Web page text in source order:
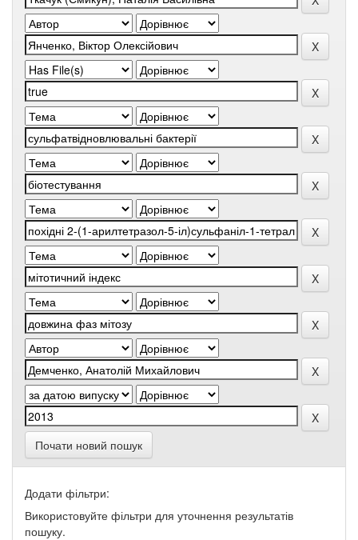
Почати новий пошук
Додати фільтри:
Використовуйте фільтри для уточнення результатів
пошуку.